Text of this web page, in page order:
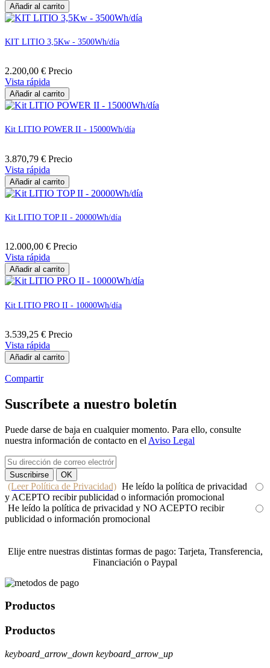
Añadir al carrito
KIT LITIO 3,5Kw - 3500Wh/día
2.200,00 € Precio
Vista rápida
Añadir al carrito
Kit LITIO POWER II - 15000Wh/día
3.870,79 € Precio
Vista rápida
Añadir al carrito
Kit LITIO TOP II - 20000Wh/día
12.000,00 € Precio
Vista rápida
Añadir al carrito
Kit LITIO PRO II - 10000Wh/día
3.539,25 € Precio
Vista rápida
Añadir al carrito
Compartir
Suscríbete a nuestro boletín
Puede darse de baja en cualquier momento. Para ello, consulte
nuestra información de contacto en el Aviso Legal
(Leer Política de Privacidad) He leído la política de privacidad
y ACEPTO recibir publicidad o información promocional
He leído la política de privacidad y NO ACEPTO recibir
publicidad o información promocional
Elije entre nuestras distintas formas de pago: Tarjeta, Transferencia,
Financiación o Paypal
Productos
Productos
keyboard_arrow_down keyboard_arrow_up